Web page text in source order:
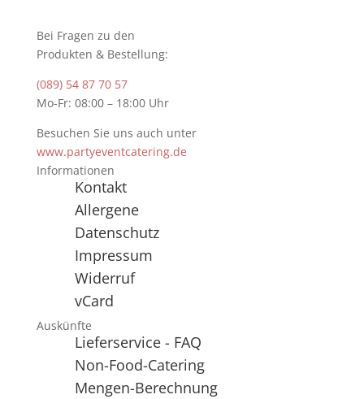
Bei Fragen zu den
Produkten & Bestellung:
(089) 54 87 70 57
Mo-Fr: 08:00 – 18:00 Uhr
Besuchen Sie uns auch unter
www.partyeventcatering.de
Informationen
Kontakt
Allergene
Datenschutz
Impressum
Widerruf
vCard
Auskünfte
Lieferservice - FAQ
Non-Food-Catering
Mengen-Berechnung